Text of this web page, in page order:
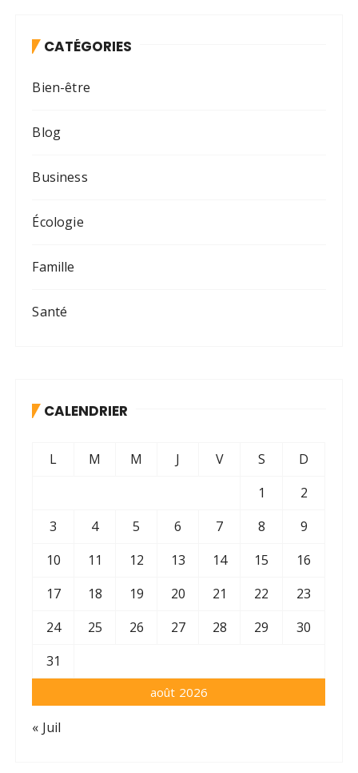
CATÉGORIES
Bien-être
Blog
Business
Écologie
Famille
Santé
CALENDRIER
août 2026
L M M J V S
D
1
2
3
4 5 6 7 8
9
10
11 12 13 14 15
16
17
18 19 20 21 22
23
24
25 26 27 28 29
30
31
« Juil